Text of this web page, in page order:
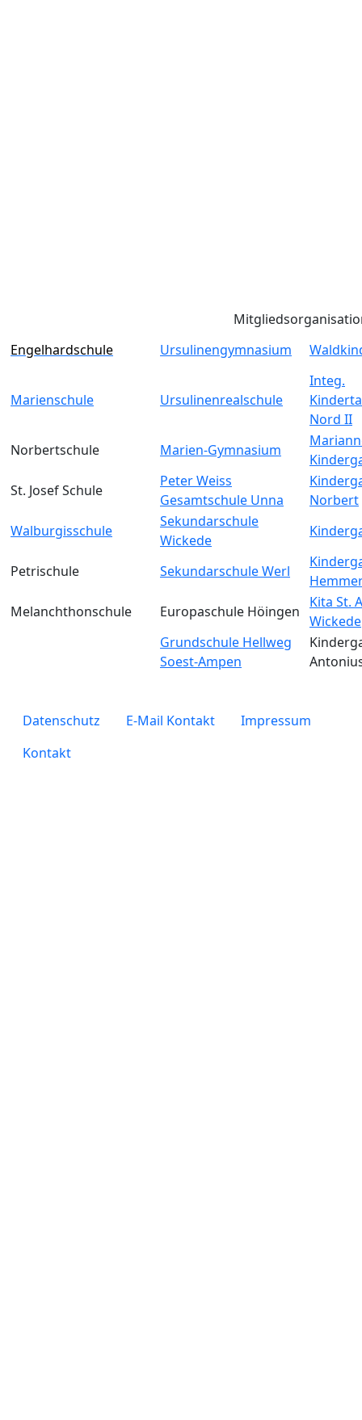
Engelhardschule
Ursulinengymnasium
Marienschule Ursulinenrealschule
Integ.
Nord II
Norbertschule
Marien-Gymnasium
St. Josef Schule
Peter Weiss
Gesamtschule Unna
Norbert
Walburgisschule
Sekundarschule
Wickede
Petrischule Sekundarschule Werl
Melanchthonschule
Europaschule Höingen
Kita St.
Wickede
Grundschule Hellweg
Soest-Ampen
legals
Datenschutz E-Mail Kontakt
Impressum
Kontakt